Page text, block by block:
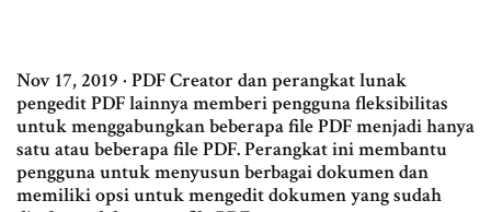
Nov 17, 2019 · PDF Creator dan perangkat lunak
pengedit PDF lainnya memberi pengguna fleksibilitas
untuk menggabungkan beberapa file PDF menjadi hanya
satu atau beberapa file PDF. Perangkat ini membantu
pengguna untuk menyusun berbagai dokumen dan
memiliki opsi untuk mengedit dokumen yang sudah